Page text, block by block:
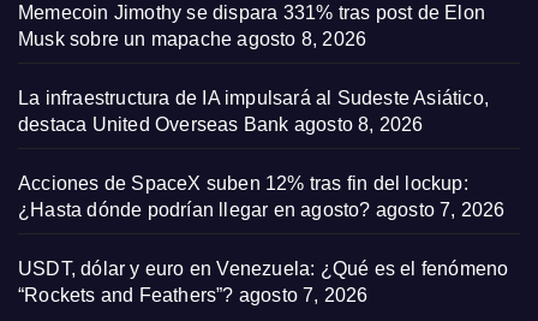
Memecoin Jimothy se dispara 331% tras post de Elon
Musk sobre un mapache agosto 8, 2026
La infraestructura de IA impulsará al Sudeste Asiático,
destaca United Overseas Bank agosto 8, 2026
Acciones de SpaceX suben 12% tras fin del lockup:
¿Hasta dónde podrían llegar en agosto? agosto 7, 2026
USDT, dólar y euro en Venezuela: ¿Qué es el fenómeno
“Rockets and Feathers”? agosto 7, 2026